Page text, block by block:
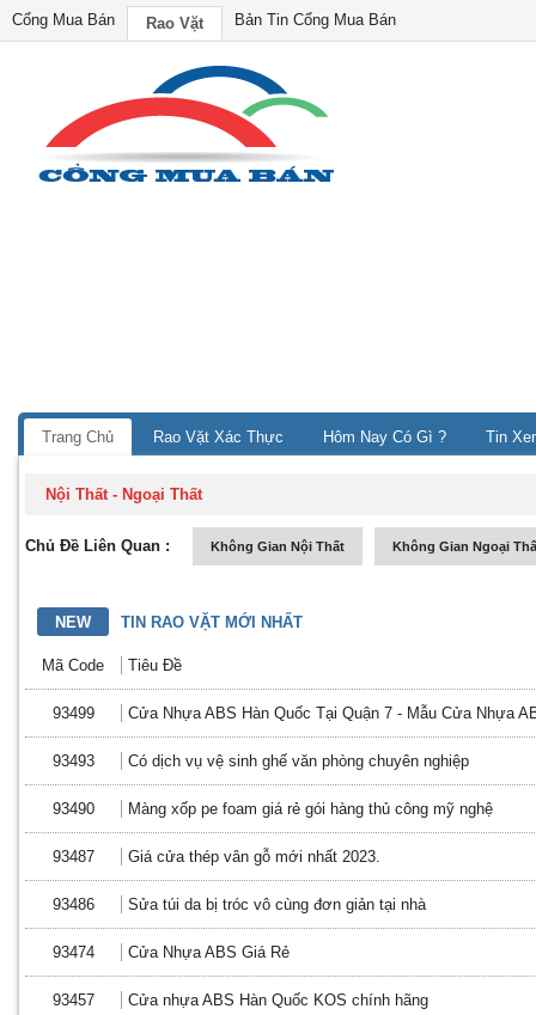
Cổng Mua Bán Rao Vặt Bản Tin Cổng Mua Bán
Trang Chủ Rao Vặt Xác Thực Hôm Nay Có Gì ? Tin
Nội Thất - Ngoại Thất
Chủ Đề Liên Quan : Không Gian Nội Thất Không Gian Ngoại
NEW TIN RAO VẶT MỚI NHẤT
Mã Code Tiêu Đề
93499 Cửa Nhựa ABS Hàn Quốc Tại Quận 7 - Mẫu Cửa Nhựa
93493 Có dịch vụ vệ sinh ghế văn phòng chuyên nghiệp
93490 Màng xốp pe foam giá rẻ gói hàng thủ công mỹ nghệ
93487 Giá cửa thép vân gỗ mới nhất 2023.
93486 Sửa túi da bị tróc vô cùng đơn giản tại nhà
93474 Cửa Nhựa ABS Giá Rẻ
93457 Cửa nhựa ABS Hàn Quốc KOS chính hãng